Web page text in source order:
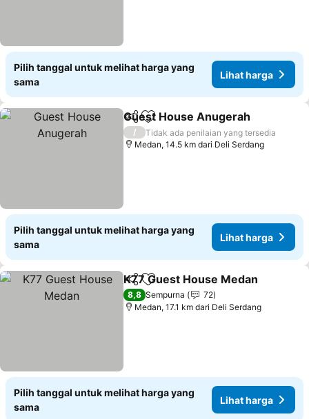
Pilih tanggal untuk melihat harga yang
sama
Lihat harga
BagikanTambahkan ke favorit
Guest House Anugerah
/
Tidak ada penilaian yang tersedia
Medan, 14.5 km dari Deli Serdang
Pilih tanggal untuk melihat harga yang
sama
Lihat harga
BagikanTambahkan ke favorit
K77 Guest House Medan
8,8 Sempurna
72
Medan, 17.1 km dari Deli Serdang
Pilih tanggal untuk melihat harga yang
sama
Lihat harga